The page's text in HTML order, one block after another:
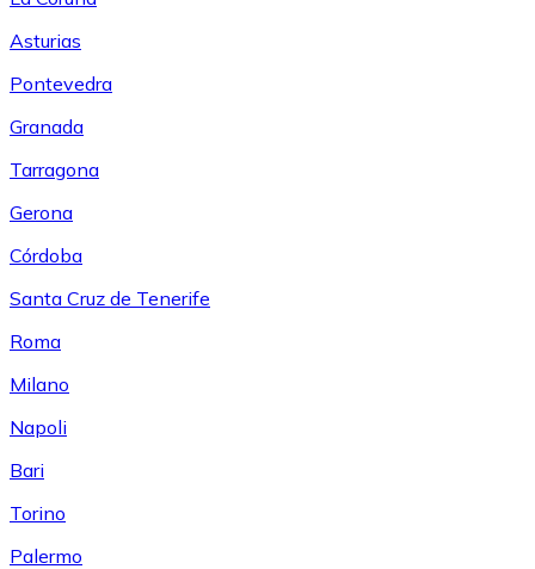
Asturias
Pontevedra
Granada
Tarragona
Gerona
Córdoba
Santa Cruz de Tenerife
Roma
Milano
Napoli
Bari
Torino
Palermo